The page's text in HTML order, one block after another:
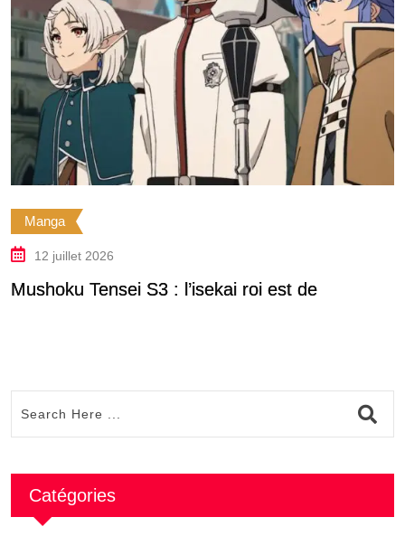
Manga
12 juillet 2026
Mushoku Tensei S3 : l’isekai roi est de
Catégories